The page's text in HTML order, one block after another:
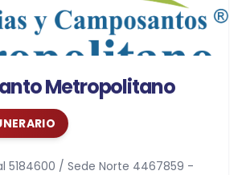
Metropolitano
5184600 / Sede Norte 4467859 -